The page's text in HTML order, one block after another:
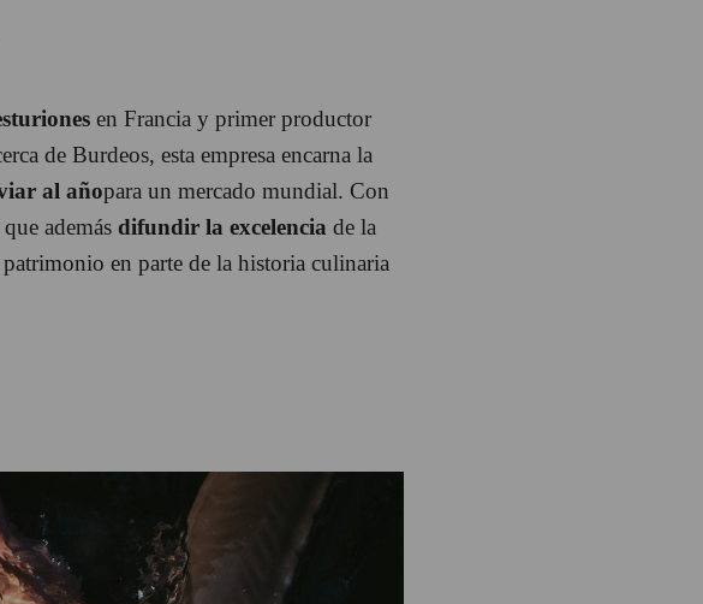
en Francia y primer productor
de Burdeos, esta empresa encarna la
al añopara un mercado mundial. Con
además difundir la excelencia de la
en parte de la historia culinaria